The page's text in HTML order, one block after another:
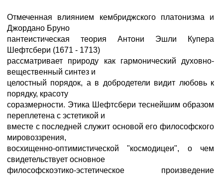
Отмеченная влиянием кембриджского платонизма и
Джордано Бруно
пантеистическая теория Антони Эшли Купера
Шефтсбери (1671 - 1713)
рассматривает природу как гармонический духовно-
вещественный синтез и
целостный порядок, а в добродетели видит любовь к
порядку, красоту
соразмерности. Этика Шефтсбери теснейшим образом
переплетена с эстетикой и
вместе с последней служит основой его философского
мировоззрения,
восхищенно-оптимистической "космодицеи", о чем
свидетельствует основное
философскоэтико-эстетическое произведение